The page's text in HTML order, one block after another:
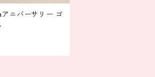
ニバーサリー ゴ